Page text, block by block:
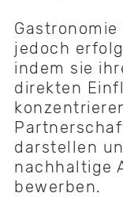
jedoch
indem sie
direkten
darstellen
nachhaltige
bewerben.